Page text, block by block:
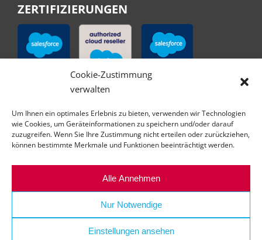
Cookie-Zustimmung
verwalten
Um Ihnen ein optimales Erlebnis zu bieten, verwenden wir Technologien
wie Cookies, um Geräteinformationen zu speichern und/oder darauf
zuzugreifen. Wenn Sie Ihre Zustimmung nicht erteilen oder zurückziehen,
können bestimmte Merkmale und Funktionen beeinträchtigt werden.
Alle Annehmen
Nur Notwendige
Einstellungen ansehen
ZERTIFIZIERUNGEN